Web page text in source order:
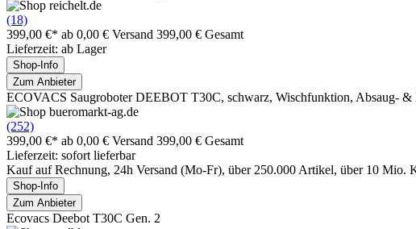
(18)
399,00 €* ab 0,00 € Versand 399,00 € Gesamt
Lieferzeit: ab Lager
Shop-Info
Zum Anbieter
ECOVACS Saugroboter DEEBOT T30C, schwarz, Wischfunktion, Absaug- &
(252)
399,00 €* ab 0,00 € Versand 399,00 € Gesamt
Lieferzeit: sofort lieferbar
Kauf auf Rechnung, 24h Versand (Mo-Fr), über 250.000 Artikel, über 10 Mio.
Shop-Info
Zum Anbieter
Ecovacs Deebot T30C Gen. 2